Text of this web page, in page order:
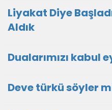
Liyakat Diye
Aldık
Dualarımızı kabul
Deve türkü söyler